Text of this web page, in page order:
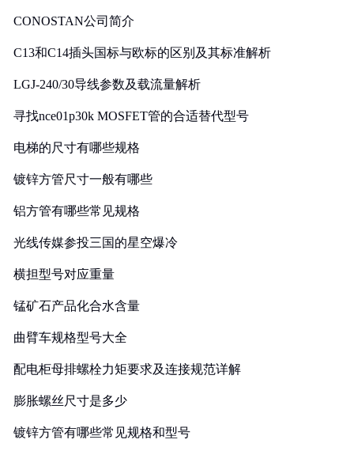
CONOSTAN公司简介
C13和C14插头国标与欧标的区别及其标准解析
LGJ-240/30导线参数及载流量解析
寻找nce01p30k MOSFET管的合适替代型号
电梯的尺寸有哪些规格
镀锌方管尺寸一般有哪些
铝方管有哪些常见规格
光线传媒参投三国的星空爆冷
横担型号对应重量
锰矿石产品化合水含量
曲臂车规格型号大全
配电柜母排螺栓力矩要求及连接规范详解
膨胀螺丝尺寸是多少
镀锌方管有哪些常见规格和型号